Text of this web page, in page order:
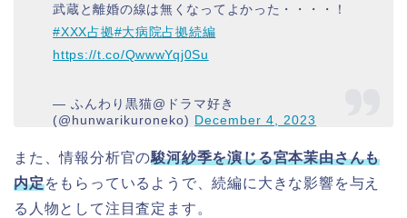
武蔵と離婚の線は無くなってよかった・・・・！
#XXX占拠#大病院占拠続編
https://t.co/QwwwYqj0Su
— ふんわり黒猫@ドラマ好き
(@hunwarikuroneko) December 4, 2023
また、情報分析官の駿河紗季を演じる宮本茉由さんも
内定をもらっているようで、続編に大きな影響を与え
る人物として注目査定ます。